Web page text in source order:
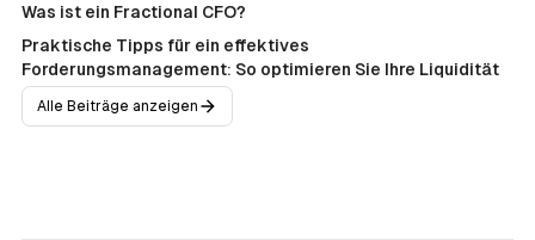
Was ist ein Fractional CFO?
Praktische Tipps für ein effektives
Forderungsmanagement: So optimieren Sie Ihre Liquidität
Alle Beiträge anzeigen